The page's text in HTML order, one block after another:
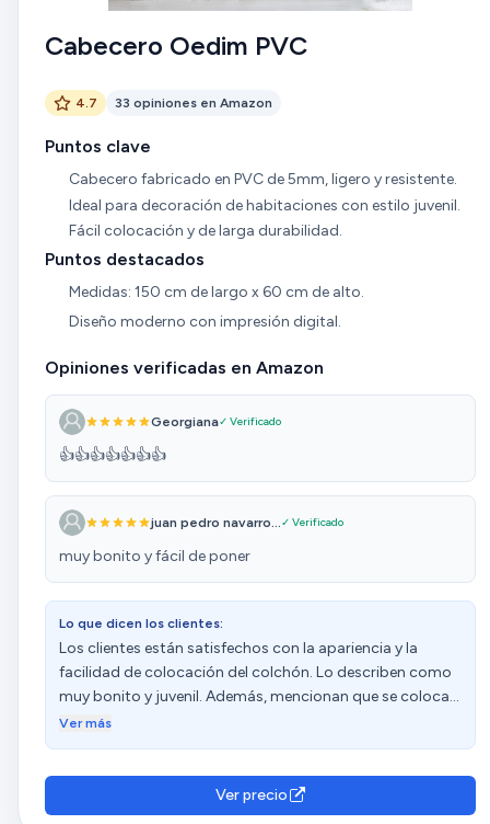
Cabecero Oedim PVC
4.7 33 opiniones en Amazon
Puntos clave
Cabecero fabricado en PVC de 5mm, ligero y resistente.
Ideal para decoración de habitaciones con estilo juvenil.
Fácil colocación y de larga durabilidad.
Puntos destacados
Medidas: 150 cm de largo x 60 cm de alto.
Diseño moderno con impresión digital.
Opiniones verificadas en Amazon
Georgiana✓ Verificado
👍👍👍👍👍👍👍
juan pedro navarro...✓ Verificado
muy bonito y fácil de poner
Lo que dicen los clientes:
Los clientes están satisfechos con la apariencia y la
facilidad de colocación del colchón. Lo describen como
muy bonito y juvenil. Además, mencionan que se coloca
muy fácilmente.
Ver más
Ver precio